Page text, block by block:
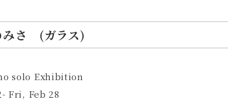
さ (ガラス)
solo Exhibition
Fri, Feb 28